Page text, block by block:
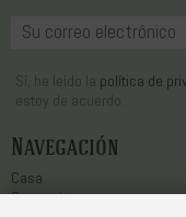
Sí, he leído la política de
estoy de acuerdo.
Navegación
Casa
Comercio